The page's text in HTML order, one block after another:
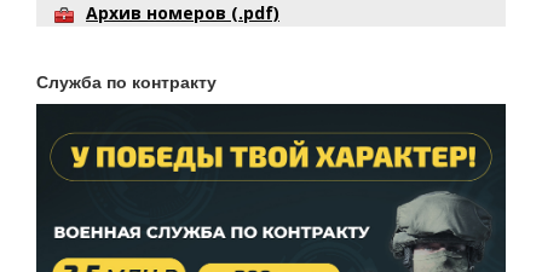
Архив номеров (.pdf)
Служба по контракту